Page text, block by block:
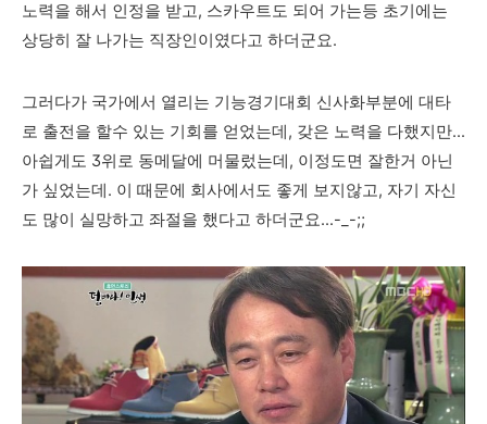
노력을 해서 인정을 받고, 스카우트도 되어 가는등 초기에는
상당히 잘 나가는 직장인이였다고 하더군요.
그러다가 국가에서 열리는 기능경기대회 신사화부분에 대타
로 출전을 할수 있는 기회를 얻었는데, 갖은 노력을 다했지만...
아쉽게도 3위로 동메달에 머물렀는데, 이정도면 잘한거 아닌
가 싶었는데. 이 때문에 회사에서도 좋게 보지않고, 자기 자신
도 많이 실망하고 좌절을 했다고 하더군요...-_-;;